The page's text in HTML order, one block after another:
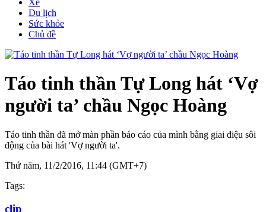
Xe
Du lịch
Sức khỏe
Chủ đề
Táo tinh thần Tự Long hát ‘Vợ
người ta’ chầu Ngọc Hoàng
Táo tinh thần đã mở màn phần báo cáo của mình bằng giai điệu sôi
động của bài hát 'Vợ người ta'.
Thứ năm, 11/2/2016, 11:44 (GMT+7)
Tags:
clip